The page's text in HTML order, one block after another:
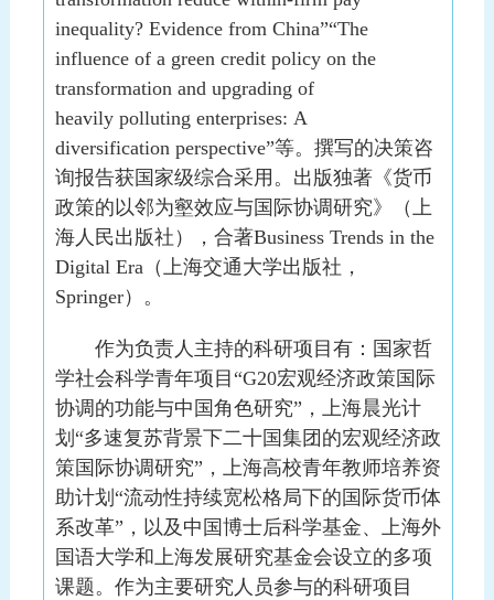
inequality? Evidence from China”“The
influence of a green credit policy on the
transformation and upgrading of
heavily polluting enterprises: A
diversification perspective”等。 撰写的决策咨
询报告获国家级综合采用。 出版独著《货币
政策的以邻为壑效应与国际协调研究》
（上
海人民出版社 ）， 合著Business Trends in the
Digital Era（上海交通大学出版社，
Springer） 。
作为负责人主持的科研项目有：国家哲
学社会科学青年项目“G20宏观经济政策国际
协调的功能与中国角色研究”，上海晨光计
划“多速复苏背景下二十国集团的宏观经济政
策国际协调研究”，上海高校青年教师培养资
助计划“流动性持续宽松格局下的国际货币体
系改革”，以及中国博士后科学基金、上海外
国语大学和上海发展研究基金会设立的多项
课题。作为主要研究人员参与的科研项目